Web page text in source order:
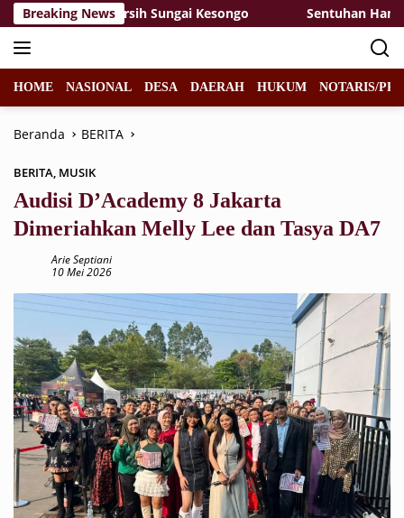
Langsung
ke
konten
Breaking News
Bersih-Bersih Sungai Kesongo Sentuhan Hangat di
HOME NASIONAL DESA DAERAH HUKUM NOTARIS/
Beranda BERITA
BERITA, MUSIK
Audisi D’Academy 8 Jakarta
Dimeriahkan Melly Lee dan Tasya DA7
Arie Septiani
10 Mei 2026